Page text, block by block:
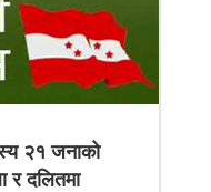
२१ जनाको
र दलितमा